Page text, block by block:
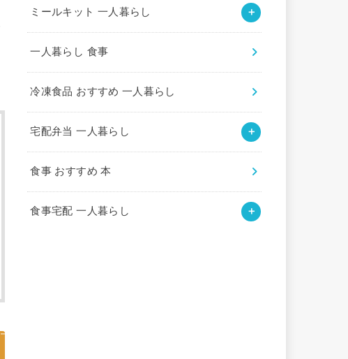
ミールキット 一人暮らし
一人暮らし 食事
冷凍食品 おすすめ 一人暮らし
宅配弁当 一人暮らし
食事 おすすめ 本
食事宅配 一人暮らし